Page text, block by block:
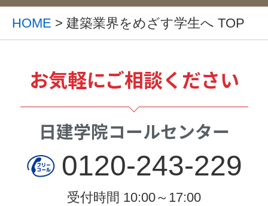
HOME > 建築業界をめざす学生へ TOP
お気軽にご相談ください
日建学院コールセンター
0120-243-229
受付時間 10:00～17:00